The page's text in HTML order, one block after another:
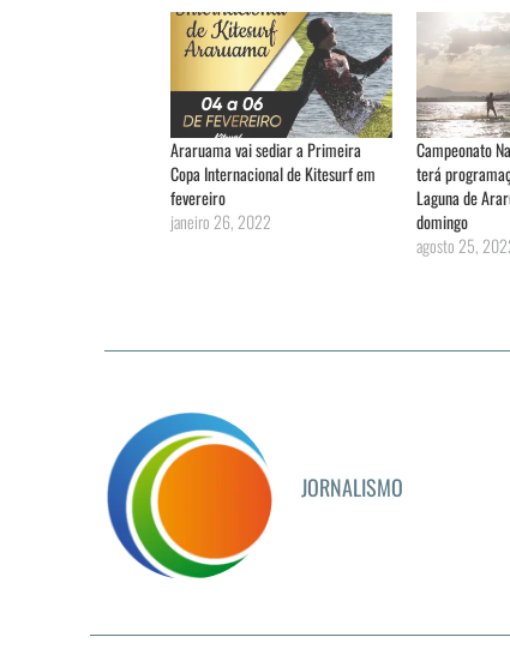
Araruama vai sediar a Primeira
Copa Internacional de Kitesurf em
fevereiro
janeiro 26, 2022
Campeonato
terá
Laguna de
domingo
agosto 25,
JORNALISMO